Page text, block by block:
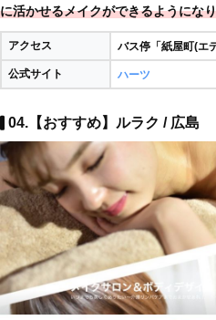
に活かせるメイクができるようにな
アクセス バス停「紙屋町(エ
公式サイト ハーツ
04.【おすすめ】ルラク / 広島